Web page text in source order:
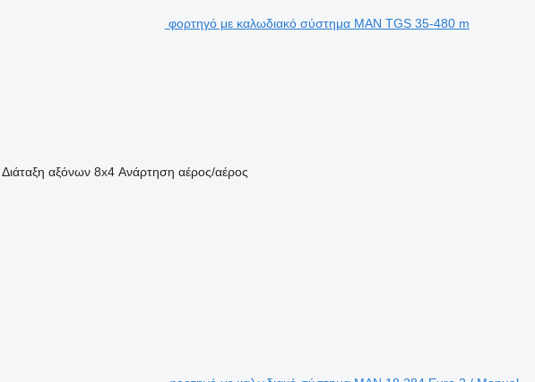
φορτηγό με καλωδιακό σύστημα MAN TGS 35-480 m
Διάταξη αξόνων 8x4 Ανάρτηση αέρος/αέρος